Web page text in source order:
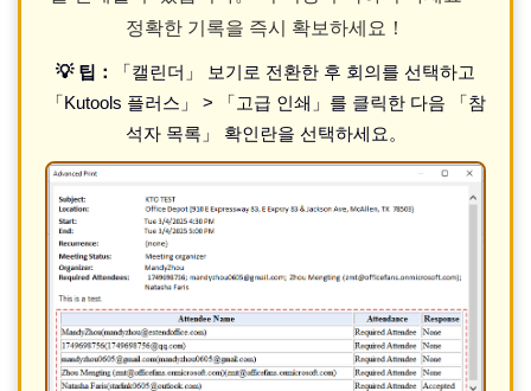
정확한 기록을 즉시 확보하세요！
💡 팁：
「캘린더」 보기로 전환한 후 회의를 선택하고
「Kutools 플러스」 > 「고급 인쇄」를 클릭한 다음 「참
석자 목록」 확인란을 선택하세요。